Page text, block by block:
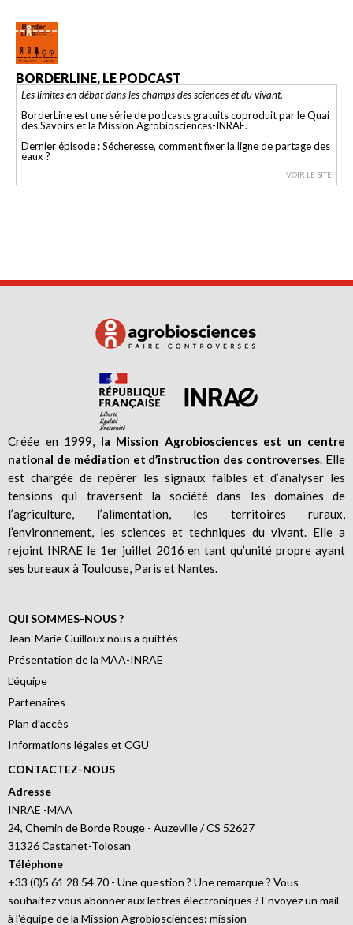
BORDERLINE, LE PODCAST
Les limites en débat dans les champs des sciences et du vivant.
BorderLine est une série de podcasts gratuits coproduit par le Quai
des Savoirs et la Mission Agrobiosciences-INRAE.
Dernier épisode : Sécheresse, comment fixer la ligne de partage des
eaux ?
VOIR LE SITE
Créée en 1999, la Mission Agrobiosciences est un centre
national de médiation et d’instruction des controverses. Elle
est chargée de repérer les signaux faibles et d’analyser les
tensions qui traversent la société dans les domaines de
l’agriculture, l’alimentation, les territoires ruraux,
l’environnement, les sciences et techniques du vivant. Elle a
rejoint INRAE le 1er juillet 2016 en tant qu’unité propre ayant
ses bureaux à Toulouse, Paris et Nantes.
QUI SOMMES-NOUS ?
Jean-Marie Guilloux nous a quittés
Présentation de la MAA-INRAE
L’équipe
Partenaires
Plan d’accès
Informations légales et CGU
CONTACTEZ-NOUS
Adresse
INRAE -MAA
24, Chemin de Borde Rouge - Auzeville / CS 52627
31326 Castanet-Tolosan
Téléphone
+33 (0)5 61 28 54 70 - Une question ? Une remarque ? Vous
souhaitez vous abonner aux lettres électroniques ? Envoyez un mail
à l'équipe de la Mission Agrobiosciences: mission-